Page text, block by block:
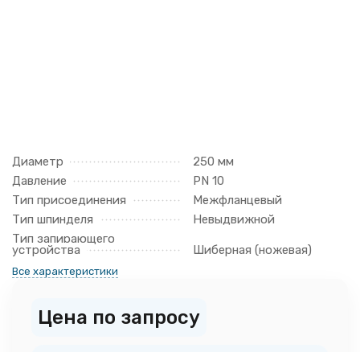
Диаметр
250 мм
Давление
PN 10
Тип присоединения
Межфланцевый
Тип шпинделя
Невыдвижной
Тип запирающего
устройства Шиберная (ножевая)
Все характеристики
Цена по запросу